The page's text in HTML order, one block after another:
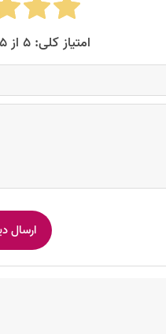
امتیاز کلی: ۵ از ۵ | تعداد رای: ۵